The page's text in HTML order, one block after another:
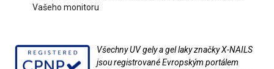
Vašeho monitoru
Všechny UV gely a gel laky značky X-NAILS
jsou registrované Evropským portálem